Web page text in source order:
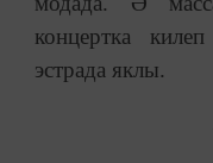
концертка
эстрада яклы.